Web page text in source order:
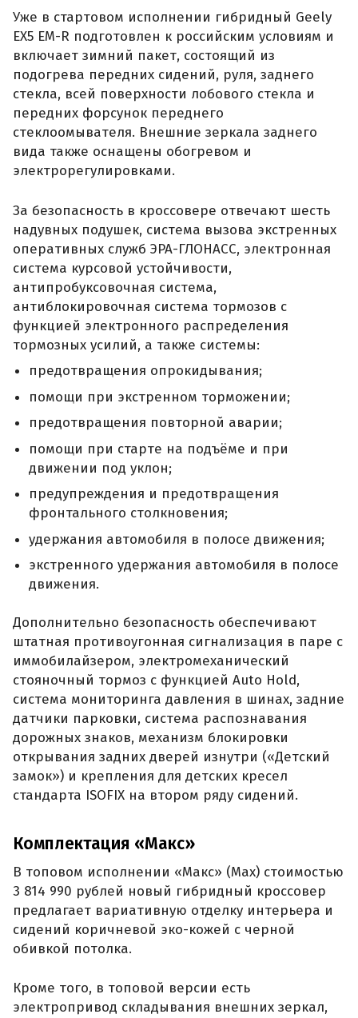
Уже в стартовом исполнении гибридный Geely
EX5 EM-R подготовлен к российским условиям и
включает зимний пакет, состоящий из
подогрева передних сидений, руля, заднего
стекла, всей поверхности лобового стекла и
передних форсунок переднего
стеклоомывателя. Внешние зеркала заднего
вида также оснащены обогревом и
электрорегулировками.
За безопасность в кроссовере отвечают шесть
надувных подушек, система вызова экстренных
оперативных служб ЭРА-ГЛОНАСС, электронная
система курсовой устойчивости,
антипробуксовочная система,
антиблокировочная система тормозов с
функцией электронного распределения
тормозных усилий, а также системы:
предотвращения опрокидывания;
помощи при экстренном торможении;
предотвращения повторной аварии;
помощи при старте на подъёме и при
движении под уклон;
предупреждения и предотвращения
фронтального столкновения;
удержания автомобиля в полосе движения;
экстренного удержания автомобиля в полосе
движения.
Дополнительно безопасность обеспечивают
штатная противоугонная сигнализация в паре с
иммобилайзером, электромеханический
стояночный тормоз с функцией Auto Hold,
система мониторинга давления в шинах, задние
датчики парковки, система распознавания
дорожных знаков, механизм блокировки
открывания задних дверей изнутри («Детский
замок») и крепления для детских кресел
стандарта ISOFIX на втором ряду сидений.
Комплектация «Макс»
В топовом исполнении «Макс» (Max) стоимостью
3 814 990 рублей новый гибридный кроссовер
предлагает вариативную отделку интерьера и
сидений коричневой эко-кожей с черной
обивкой потолка.
Кроме того, в топовой версии есть
электропривод складывания внешних зеркал,